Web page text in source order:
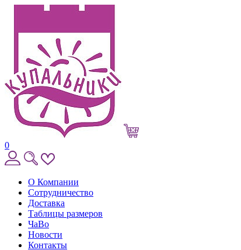
0
О Компании
Сотрудничество
Доставка
Таблицы размеров
ЧаВо
Новости
Контакты